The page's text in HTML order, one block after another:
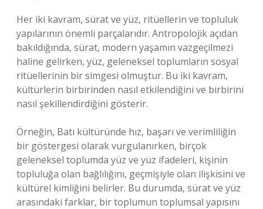
Her iki kavram, sürat ve yüz, ritüellerin ve topluluk
yapılarının önemli parçalarıdır. Antropolojik açıdan
bakıldığında, sürat, modern yaşamın vazgeçilmezi
haline gelirken, yüz, geleneksel toplumların sosyal
ritüellerinin bir simgesi olmuştur. Bu iki kavram,
kültürlerin birbirinden nasıl etkilendiğini ve birbirini
nasıl şekillendirdiğini gösterir.
Örneğin, Batı kültüründe hız, başarı ve verimliliğin
bir göstergesi olarak vurgulanırken, birçok
geleneksel toplumda yüz ve yüz ifadeleri, kişinin
topluluğa olan bağlılığını, geçmişiyle olan ilişkisini ve
kültürel kimliğini belirler. Bu durumda, sürat ve yüz
arasındaki farklar, bir toplumun toplumsal yapısını